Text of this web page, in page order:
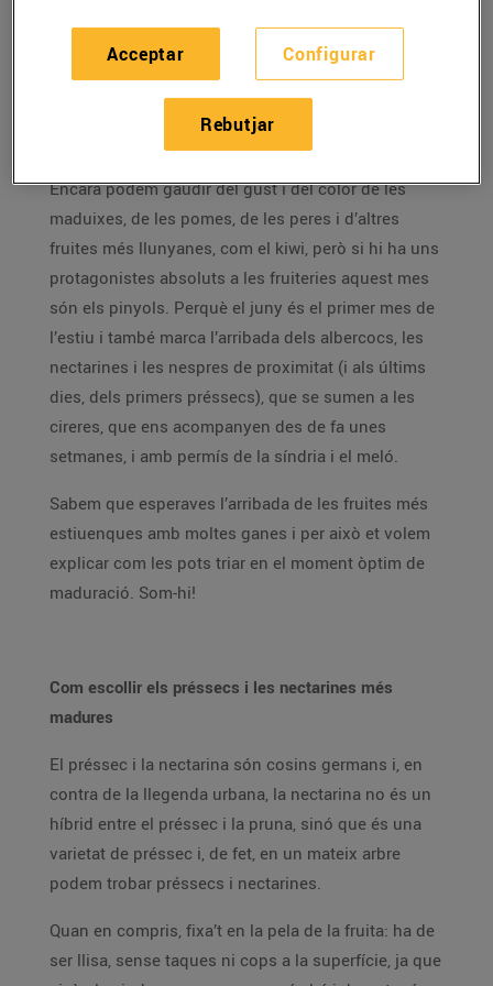
El juny dóna el tret de sortida de l’estiu i de l’arribada
de les fruites de pinyol als nostres establiments.
T’expliquem quines fruites trobaràs i com les pots
Encara podem gaudir del gust i del color de les
maduixes, de les pomes, de les peres i d’altres
fruites més llunyanes, com el kiwi, però si hi ha uns
protagonistes absoluts a les fruiteries aquest mes
són els pinyols. Perquè el juny és el primer mes de
l’estiu i també marca l’arribada dels albercocs, les
nectarines i les nespres de proximitat (i als últims
dies, dels primers préssecs), que se sumen a les
cireres, que ens acompanyen des de fa unes
setmanes, i amb permís de la síndria i el meló.
Sabem que esperaves l’arribada de les fruites més
estiuenques amb moltes ganes i per això et volem
explicar com les pots triar en el moment òptim de
maduració. Som-hi!
Com escollir els préssecs i les nectarines més
madures
El préssec i la nectarina són cosins germans i, en
contra de la llegenda urbana, la nectarina no és un
híbrid entre el préssec i la pruna, sinó que és una
varietat de préssec i, de fet, en un mateix arbre
podem trobar préssecs i nectarines.
Quan en compris, fixa’t en la pela de la fruita: ha de
ser llisa, sense taques ni cops a la superfície, ja que
Configurar
Rebutjar
Acceptar